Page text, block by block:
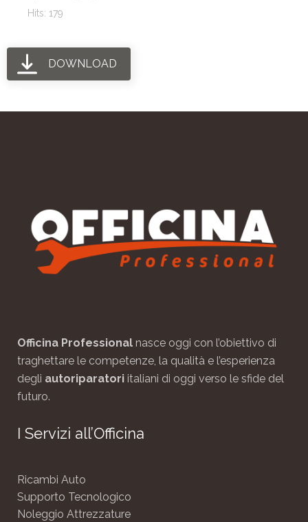
Hits: 179
DOWNLOAD
Officina Professional nasce oggi con l’obiettivo di
traghettare le competenze, la qualità e l’esperienza
degli autoriparatori italiani di oggi verso le sfide del
futuro.
I Servizi all’Officina
Ricambi Auto
Supporto Tecnologico
Noleggio Attrezzature